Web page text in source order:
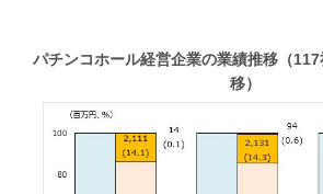
パチンコホール経営企業の業績推移（
移）